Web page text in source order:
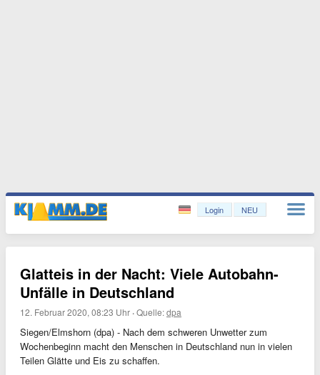
Login NEU
Glatteis in der Nacht: Viele Autobahn-
Unfälle in Deutschland
12. Februar 2020, 08:23 Uhr ·Quelle:dpa
Siegen/Elmshorn (dpa) - Nach dem schweren Unwetter zum
Wochenbeginn macht den Menschen in Deutschland nun in vielen
Teilen Glätte und Eis zu schaffen.